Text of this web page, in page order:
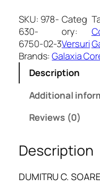
l
i
p
i
r
ă
u
SKU: 978-
630-
6750-02-3
Categ
ory:
Versuri
Brands:Galaxia
Description
Additional
Reviews (0)
Description
DUMITRU C. SOARE